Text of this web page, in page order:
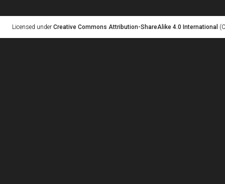
Licensed under Creative Commons Attribution-ShareAlike 4.0 International